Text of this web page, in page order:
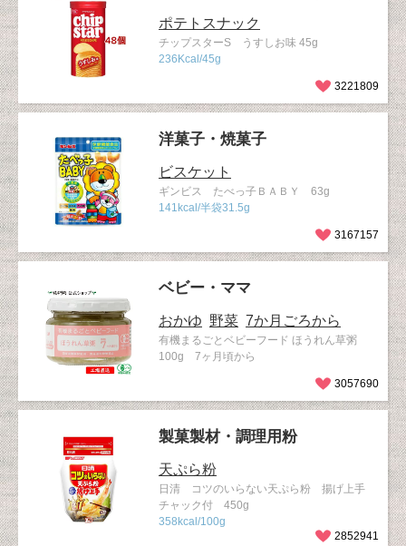
ポテトスナック
チップスターS うすしお味 45g
236Kcal/45g
3221809
洋菓子・焼菓子
ビスケット
ギンビス たべっ子ＢＡＢＹ 63g
141kcal/半袋31.5g
3167157
ベビー・ママ
おかゆ 野菜 7か月ごろから
有機まるごとベビーフード ほうれん草粥
100g 7ヶ月頃から
3057690
製菓製材・調理用粉
天ぷら粉
日清 コツのいらない天ぷら粉 揚げ上手
チャック付 450g
358kcal/100g
2852941